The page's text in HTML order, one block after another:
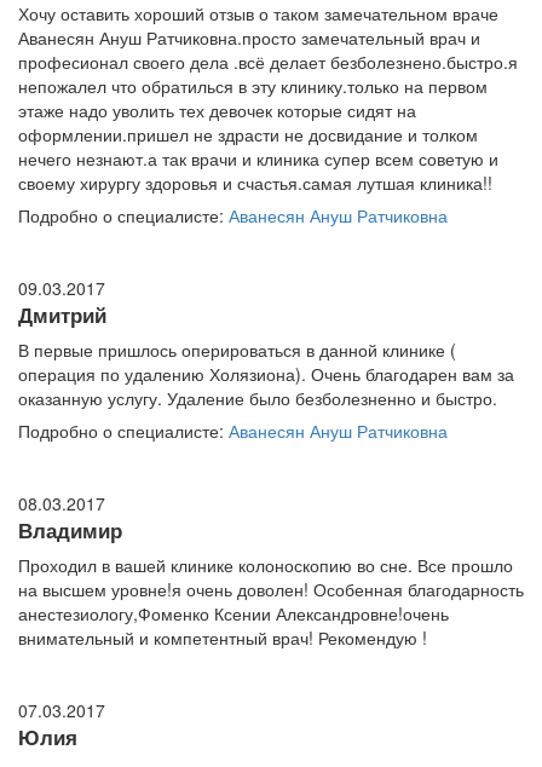
Хочу оставить хороший отзыв о таком замечательном враче
Аванесян Ануш Ратчиковна.просто замечательный врач и
професионал своего дела .всё делает безболезнено.быстро.я
непожалел что обратилься в эту клинику.только на первом
этаже надо уволить тех девочек которые сидят на
оформлении.пришел не здрасти не досвидание и толком
нечего незнают.а так врачи и клиника супер всем советую и
своему хирургу здоровья и счастья.самая лутшая клиника!!
Подробно о специалисте: Аванесян Ануш Ратчиковна
09.03.2017
Дмитрий
В первые пришлось оперироваться в данной клинике (
операция по удалению Холязиона). Очень благодарен вам за
оказанную услугу. Удаление было безболезненно и быстро.
Подробно о специалисте: Аванесян Ануш Ратчиковна
08.03.2017
Владимир
Проходил в вашей клинике колоноскопию во сне. Все прошло
на высшем уровне!я очень доволен! Особенная благодарность
анестезиологу,Фоменко Ксении Александровне!очень
внимательный и компетентный врач! Рекомендую !
07.03.2017
Юлия